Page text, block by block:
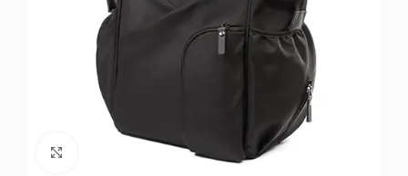
Noklikšķiniet, lai palielinātu